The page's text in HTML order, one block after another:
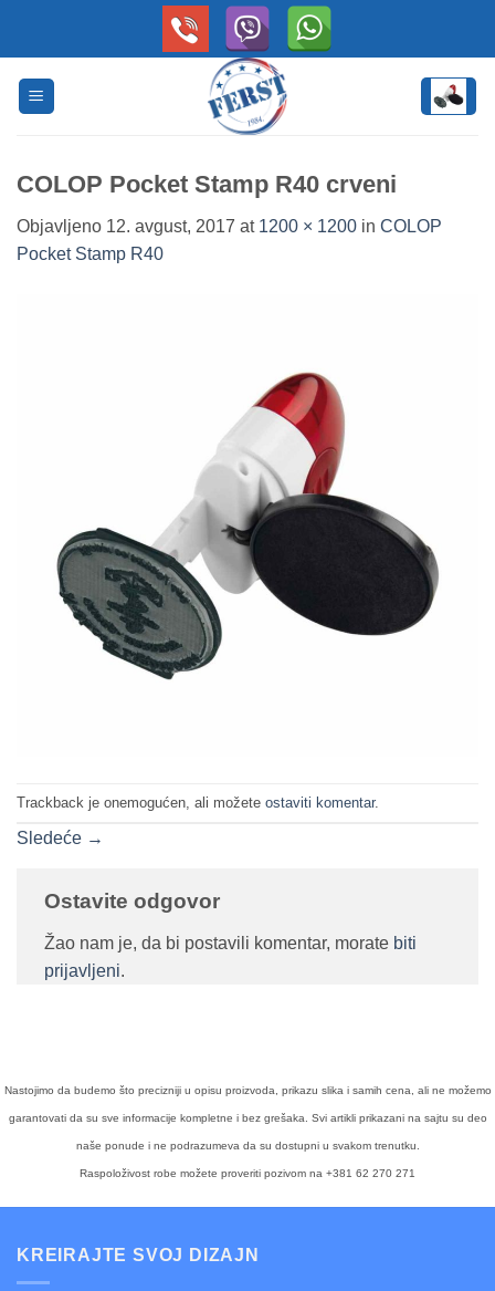
COLOP Pocket Stamp R40 crveni
Objavljeno 12. avgust, 2017 at 1200 × 1200 in COLOP
Pocket Stamp R40
Trackback je onemogućen, ali možete ostaviti komentar.
Sledeće →
Ostavite odgovor
Žao nam je, da bi postavili komentar, morate biti
prijavljeni.
Nastojimo da budemo što precizniji u opisu proizvoda, prikazu slika i samih cena, ali ne možemo
garantovati da su sve informacije kompletne i bez grešaka. Svi artikli prikazani na sajtu su deo
naše ponude i ne podrazumeva da su dostupni u svakom trenutku.
Raspoloživost robe možete proveriti pozivom na +381 62 270 271
KREIRAJTE SVOJ DIZAJN